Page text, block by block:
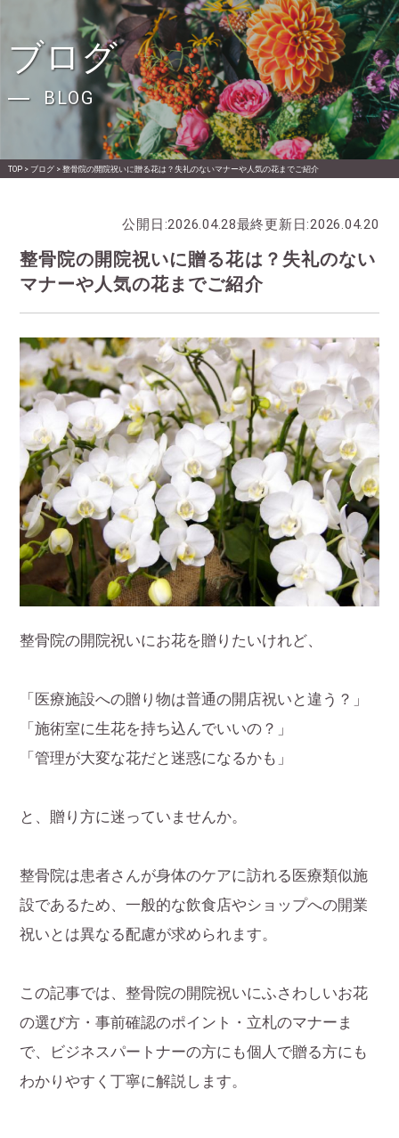
ブログ
BLOG
TOP> ブログ> 整骨院の開院祝いに贈る花は？失礼のないマナーや人気の花までご紹介
公開日:2026.04.28最終更新日:2026.04.20
整骨院の開院祝いに贈る花は？失礼のない
マナーや人気の花までご紹介
整骨院の開院祝いにお花を贈りたいけれど、
「医療施設への贈り物は普通の開店祝いと違う？」
「施術室に生花を持ち込んでいいの？」
「管理が大変な花だと迷惑になるかも」
と、贈り方に迷っていませんか。
整骨院は患者さんが身体のケアに訪れる医療類似施
設であるため、一般的な飲食店やショップへの開業
祝いとは異なる配慮が求められます。
この記事では、整骨院の開院祝いにふさわしいお花
の選び方・事前確認のポイント・立札のマナーま
で、ビジネスパートナーの方にも個人で贈る方にも
わかりやすく丁寧に解説します。